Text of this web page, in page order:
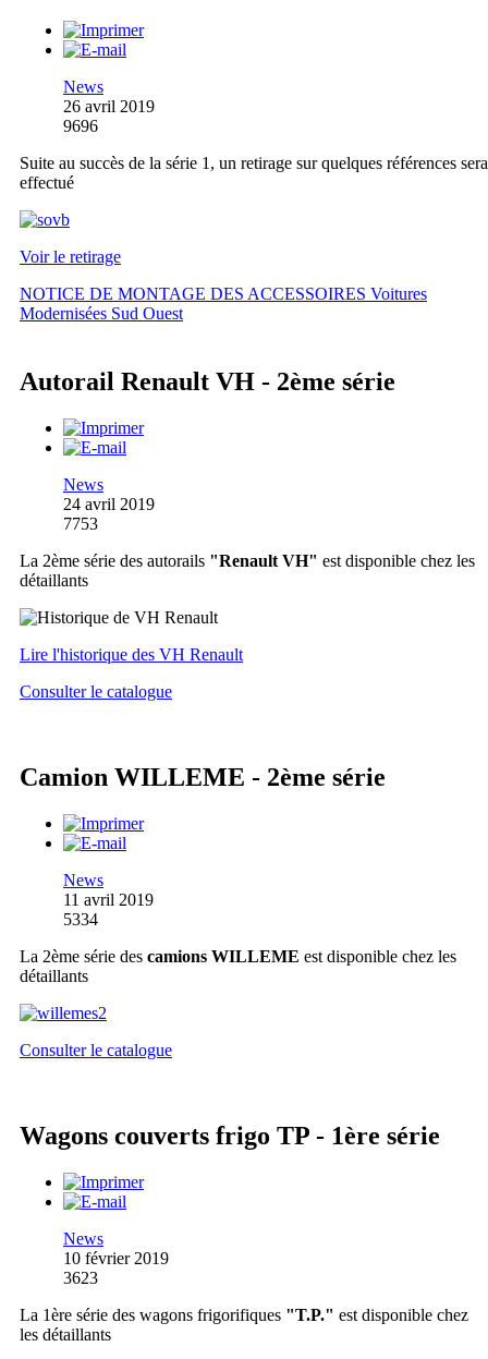
News
26 avril 2019
9696
Suite au succès de la série 1, un retirage sur quelques références sera
effectué
Voir le retirage
NOTICE DE MONTAGE DES ACCESSOIRES Voitures
Modernisées Sud Ouest
Autorail Renault VH - 2ème série
News
24 avril 2019
7753
La 2ème série des autorails "Renault VH" est disponible chez les
détaillants
Lire l'historique des VH Renault
Consulter le catalogue
Camion WILLEME - 2ème série
News
11 avril 2019
5334
La 2ème série des camions WILLEME est disponible chez les
détaillants
Consulter le catalogue
Wagons couverts frigo TP - 1ère série
News
10 février 2019
3623
La 1ère série des wagons frigorifiques "T.P." est disponible chez
les détaillants